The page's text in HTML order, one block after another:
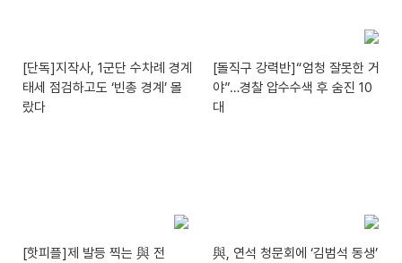
[단독]지작사, 1군단 수차례 경계
태세 점검하고도 ‘빈총 경계’ 몰
랐다
[돌직구 강력반]“엄청 잘못한 거
야”…경찰 압수수색 후 숨진 10
대
[핫피플]제 발등 찍는 與 전
與, 연석 청문회에 ‘김범석 동생’